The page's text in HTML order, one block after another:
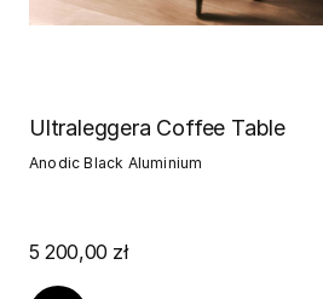
Ultraleggera Coffee Table
Anodic Black Aluminium
5 200,00 zł